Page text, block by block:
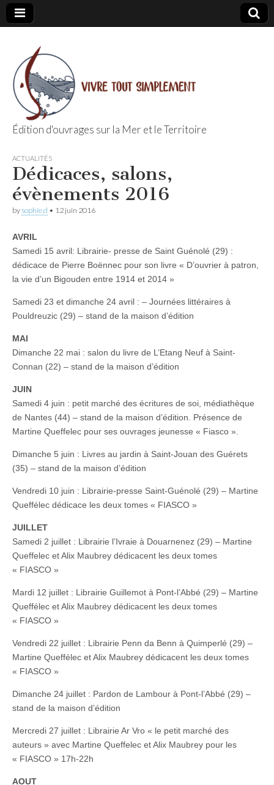
Editions Vivre
Tout
Simplement
Édition d'ouvrages sur la Mer et le Territoire
ACTUALITÉS
Dédicaces, salons,
évènements 2016
bysophie.d • 12 juin 2016
AVRIL
Samedi 15 avril: Librairie- presse de Saint Guénolé (29) :
dédicace de Pierre Boënnec pour son livre « D’ouvrier à patron,
la vie d’un Bigouden entre 1914 et 2014 »
Samedi 23 et dimanche 24 avril : – Journées littéraires à
Pouldreuzic (29) – stand de la maison d’édition
MAI
Dimanche 22 mai : salon du livre de L’Etang Neuf à Saint-
Connan (22) – stand de la maison d’édition
JUIN
Samedi 4 juin : petit marché des écritures de soi, médiathèque
de Nantes (44) – stand de la maison d’édition. Présence de
Martine Queffelec pour ses ouvrages jeunesse « Fiasco ».
Dimanche 5 juin : Livres au jardin à Saint-Jouan des Guérets
(35) – stand de la maison d’édition
Vendredi 10 juin : Librairie-presse Saint-Guénolé (29) – Martine
Queffélec dédicace les deux tomes « FIASCO »
JUILLET
Samedi 2 juillet : Librairie l’Ivraie à Douarnenez (29) – Martine
Queffelec et Alix Maubrey dédicacent les deux tomes
« FIASCO »
Mardi 12 juillet : Librairie Guillemot à Pont-l’Abbé (29) – Martine
Queffélec et Alix Maubrey dédicacent les deux tomes
« FIASCO »
Vendredi 22 juillet : Librairie Penn da Benn à Quimperlé (29) –
Martine Queffélec et Alix Maubrey dédicacent les deux tomes
« FIASCO »
Dimanche 24 juillet : Pardon de Lambour à Pont-l’Abbé (29) –
stand de la maison d’édition
Mercredi 27 juillet : Librairie Ar Vro « le petit marché des
auteurs » avec Martine Queffelec et Alix Maubrey pour les
« FIASCO » 17h-22h
AOUT